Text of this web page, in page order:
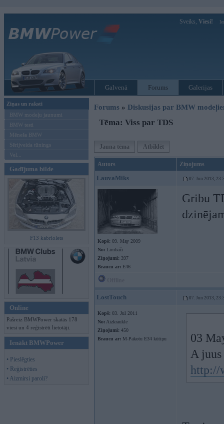
Sveiks, Viesi!
Galvenā Forums Galerijas
Ziņas un raksti
BMW modeļu jaunumi
BMW testi
Mēneša BMW
Sērijveida tūnings
Vel...
Gadījuma bilde
F13 kabriolets
Online
Pašreiz BMWPower skatās 178
viesi un 4 reģistrēti lietotāji.
Ienākt BMWPower
• Pieslēgties
• Reģistrēties
• Aizmirsi paroli?
Forums » Diskusijas par BMW
Tēma: Viss par TDS
Jauna tēma Atbildēt
Autors Ziņojums
LauvaMiks 07. Jun 2013,
Kopš: 09. May 2009
No: Limbaži
Ziņojumi: 397
Braucu ar: E46
Gribu
LostTouch 07. Jun 2013,
Kopš: 03. Jul 2011
No: Aizkraukle
Ziņojumi: 450
Braucu ar: M-Pakotu E34 kūtiņu
03
A
http://